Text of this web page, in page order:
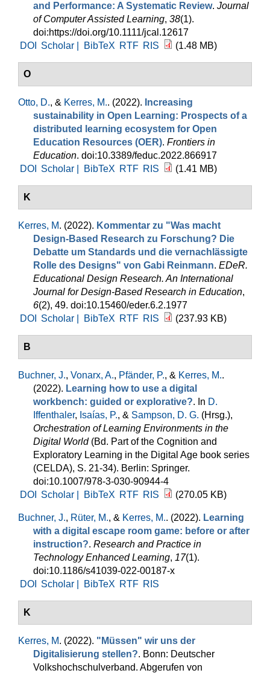
and Performance: A Systematic Review. Journal
of Computer Assisted Learning, 38(1).
doi:https://doi.org/10.1111/jcal.12617
DOI
Scholar | BibTeX RTF RIS (1.48 MB)
O
Otto, D., & Kerres, M.. (2022). Increasing
sustainability in Open Learning: Prospects of a
distributed learning ecosystem for Open
Education Resources (OER). Frontiers in
Education. doi:10.3389/feduc.2022.866917
DOI
Scholar | BibTeX RTF RIS (1.41 MB)
K
Kerres, M. (2022). Kommentar zu "Was macht
Design-Based Research zu Forschung? Die
Debatte um Standards und die vernachlässigte
Rolle des Designs" von Gabi Reinmann. EDeR.
Educational Design Research. An International
Journal for Design-Based Research in Education,
6(2), 49. doi:10.15460/eder.6.2.1977
DOI
Scholar | BibTeX RTF RIS (237.93 KB)
B
Buchner, J., Vonarx, A., Pfänder, P., & Kerres, M..
(2022). Learning how to use a digital
workbench: guided or explorative?. In D.
Iffenthaler, Isaías, P., & Sampson, D. G. (Hrsg.),
Orchestration of Learning Environments in the
Digital World(Bd. Part of the Cognition and
Exploratory Learning in the Digital Age book series
(CELDA), S. 21-34). Berlin: Springer.
doi:10.1007/978-3-030-90944-4
DOI
Scholar | BibTeX RTF RIS (270.05 KB)
Buchner, J., Rüter, M., & Kerres, M.. (2022). Learning
with a digital escape room game: before or after
instruction?. Research and Practice in
Technology Enhanced Learning, 17(1).
doi:10.1186/s41039-022-00187-x
DOI
Scholar | BibTeX RTF RIS
K
Kerres, M. (2022). "Müssen" wir uns der
Digitalisierung stellen?. Bonn: Deutscher
Volkshochschulverband. Abgerufen von